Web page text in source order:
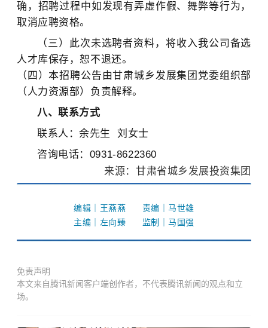
确，招聘过程中如发现有弄虚作假、舞弊等行为，
取消应聘资格。
（三）此次未选聘者资料，将收入我公司备选
人才库保存，恕不退还。
（四）本招聘公告由甘肃城乡发展集团党委组织部
（人力资源部）负责解释。
八、联系方式
联系人：余先生 刘女士
咨询电话：0931-8622360
来源：甘肃省城乡发展投资集团
编辑｜王燕燕 责编｜马世雄
主编｜左向臻 监制｜马国强
免责声明
本文来自腾讯新闻客户端创作者，不代表腾讯新闻的观点和立
场。